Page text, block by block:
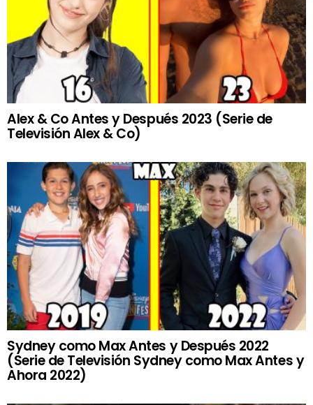
Alex & Co Antes y Después 2023 (Serie de
Televisión Alex & Co)
Sydney como Max Antes y Después 2022
(Serie de Televisión Sydney como Max Antes y
Ahora 2022)